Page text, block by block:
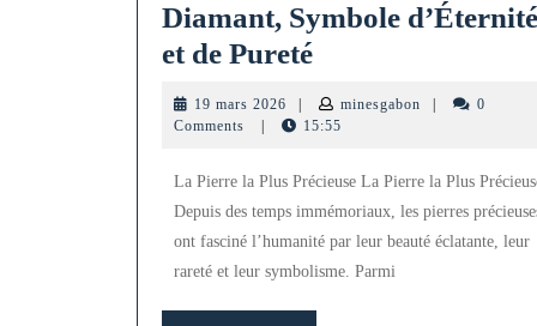
Diamant, Symbole d’Éternité
et de PuretéLa
Pierre
la
Précieuse
:
Le
Diamant,
19 mars 2026 19
mars
minesgabon minesgabon
0
Comments
15:55
La Pierre la Plus Précieuse La Pierre la Plus
Depuis des temps immémoriaux, les pierres
ont fasciné l’humanité par leur beauté éclatante, leur
rareté et leur symbolisme. Parmi